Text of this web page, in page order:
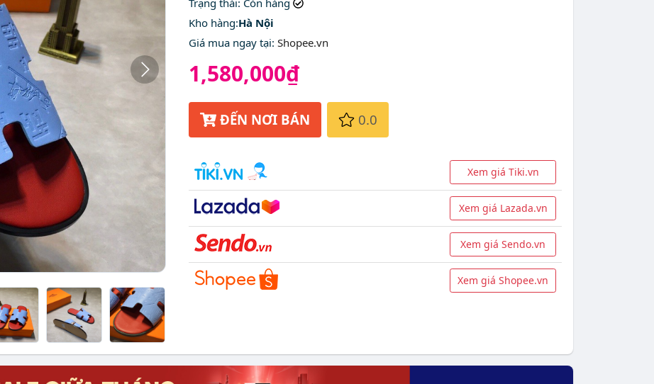
Trạng thái: Còn hàng
Kho hàng:Hà Nội
Giá mua ngay tại: Shopee.vn
1,580,000₫
ĐẾN NƠI BÁN 0.0
Xem giá Tiki.vn
Xem giá Lazada.vn
Xem giá Sendo.vn
Xem giá Shopee.vn